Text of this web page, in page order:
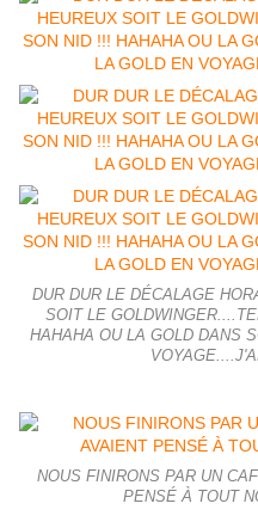
DUR DUR LE DÉCALAGE
SOIT LE
HAHAHA OU LA GOLD DANS
NOUS FINIRONS PAR UN
PENSÉ À TOUT